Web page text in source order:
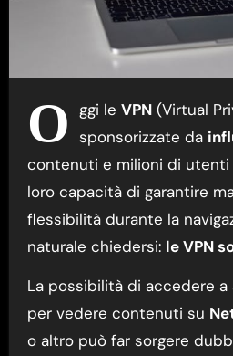
O ggi le VPN(Virtual
sponsorizzate da
contenuti e milioni di utenti
loro capacità di garantire
flessibilità durante la
naturale chiedersi: le VPN
La possibilità di accedere a
per vedere contenuti su
o altro può far sorgere